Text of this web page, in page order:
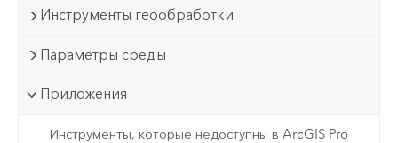
Инструменты геообработки
Параметры среды
Приложения
Инструменты, которые недоступны в ArcGIS Pro